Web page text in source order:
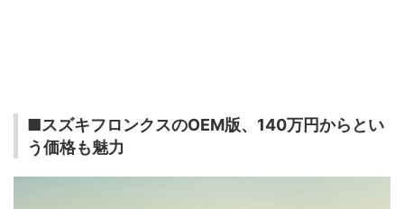
■スズキフロンクスのOEM版、140万円からとい
う価格も魅力